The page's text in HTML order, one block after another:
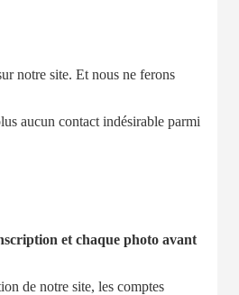
notre site. Et nous ne ferons
aucun contact indésirable parmi
et chaque photo avant
de notre site, les comptes